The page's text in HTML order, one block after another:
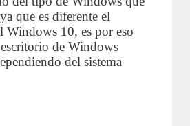
que es diferente el
Windows 10, es por eso
de Windows
del sistema